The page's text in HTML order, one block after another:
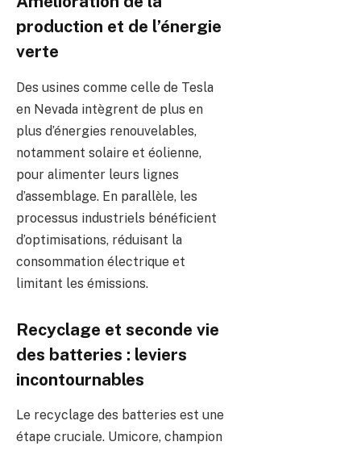
production et de l’énergie
verte
Des usines comme celle de Tesla
en Nevada intègrent de plus en
plus d’énergies renouvelables,
notamment solaire et éolienne,
pour alimenter leurs lignes
d’assemblage. En parallèle, les
processus industriels bénéficient
d’optimisations, réduisant la
consommation électrique et
limitant les émissions.
Recyclage et seconde vie
des batteries : leviers
incontournables
Le recyclage des batteries est une
étape cruciale. Umicore, champion